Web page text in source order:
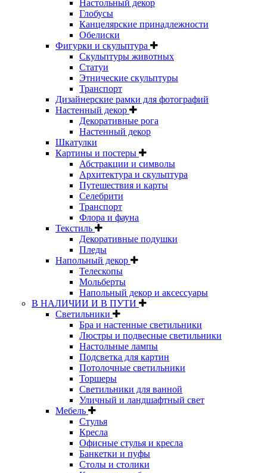
Настольный декор
Глобусы
Канцелярские принадлежности
Обелиски
Фигурки и скульптура
Скульптуры животных
Статуи
Этнические скульптуры
Транспорт
Дизайнерские рамки для фотографий
Настенный декор
Декоративные рога
Настенный декор
Шкатулки
Картины и постеры
Абстракции и символы
Архитектура и скульптура
Путешествия и карты
Селебрити
Транспорт
Флора и фауна
Текстиль
Декоративные подушки
Пледы
Напольный декор
Телескопы
Мольберты
Напольный декор и аксессуары
В НАЛИЧИИ И В ПУТИ
Светильники
Бра и настенные светильники
Люстры и подвесные светильники
Настольные лампы
Подсветка для картин
Потолочные светильники
Торшеры
Светильники для ванной
Уличный и ландшафтный свет
Мебель
Стулья
Кресла
Офисные стулья и кресла
Банкетки и пуфы
Столы и столики